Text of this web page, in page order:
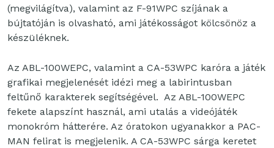
(megvilágítva), valamint az F-91WPC szíjának a
bújtatóján is olvasható, ami játékosságot kölcsönöz a
készüléknek.
Az ABL-100WEPC, valamint a CA-53WPC karóra a játék
grafikai megjelenését idézi meg a labirintusban
feltűnő karakterek segítségével. Az ABL-100WEPC
fekete alapszínt használ, ami utalás a videójáték
monokróm hátterére. Az óratokon ugyanakkor a PAC-
MAN felirat is megjelenik. A CA-53WPC sárga keretet